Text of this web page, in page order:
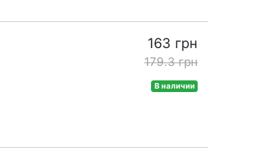
163 грн
179.3 грн
В наличии